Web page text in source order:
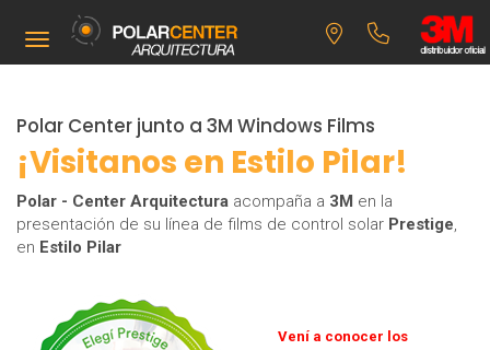
Toggle navigation
Polar Center junto a 3M Windows Films
¡Visitanos en Estilo Pilar!
Polar - Center Arquitectura acompaña a 3M en la
presentación de su línea de films de control solar Prestige,
en Estilo Pilar
Vení a conocer los